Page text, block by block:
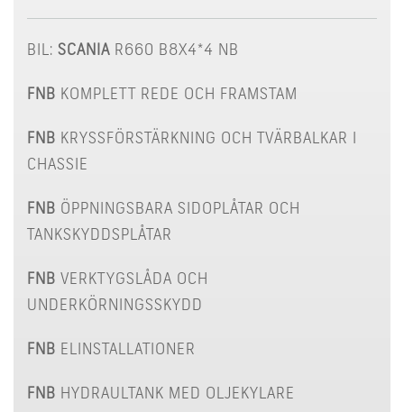
BIL: SCANIA R660 B8X4*4 NB
FNB KOMPLETT REDE OCH FRAMSTAM
FNB KRYSSFÖRSTÄRKNING OCH TVÄRBALKAR I
CHASSIE
FNB ÖPPNINGSBARA SIDOPLÅTAR OCH
TANKSKYDDSPLÅTAR
FNB VERKTYGSLÅDA OCH
UNDERKÖRNINGSSKYDD
FNB ELINSTALLATIONER
FNB HYDRAULTANK MED OLJEKYLARE